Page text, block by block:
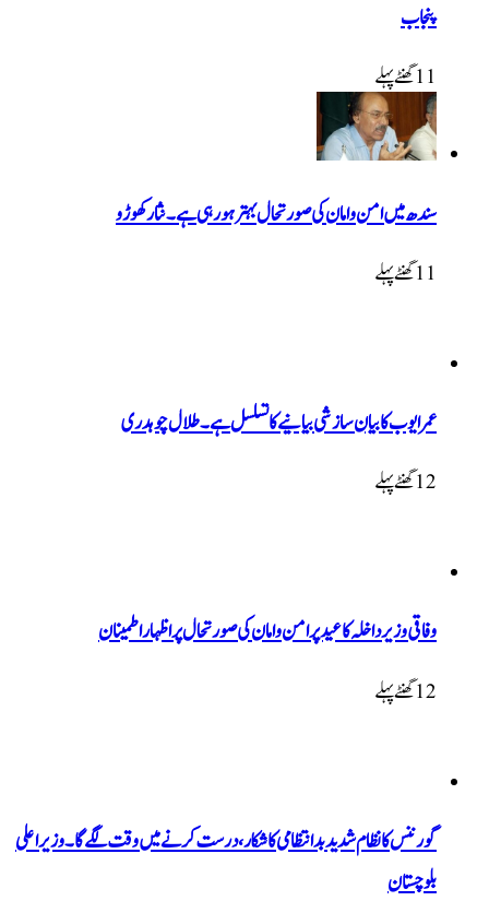
پنجاب
11 گھنٹےپہلے
سندھ میں امن و امان کی صورتحال بہتر ہو رہی ہے۔ نثار کھوڑو
11 گھنٹےپہلے
عمر ایوب کا بیان سازشی بیانیے کا تسلسل ہے۔ طلال چوہدری
12 گھنٹےپہلے
وفاقی وزیر داخلہ کا عید پر امن و امان کی صورتحال پر اظہار اطمینان
12 گھنٹےپہلے
گورننس کا نظام شدید بدانتظامی کا شکار، درست کرنے میں وقت لگے گا۔ وزیراعلی
بلوچستان